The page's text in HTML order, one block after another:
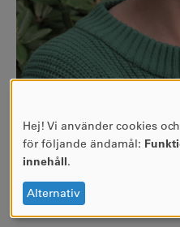
3B 522
Se forskarprofil
ANVÄNDNING
AV
OCH
COOKIES
Hej! Vi använder cookies
för följande ändamål:
innehåll.
Alternativ